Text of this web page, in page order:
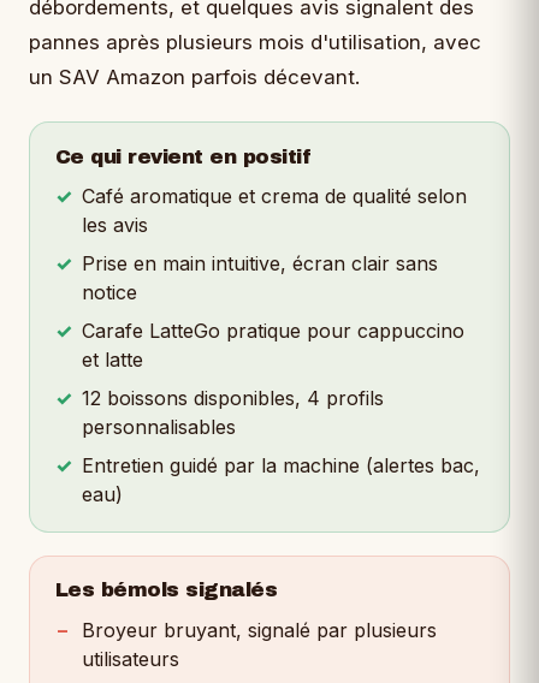
débordements, et quelques avis signalent des
pannes après plusieurs mois d'utilisation, avec
un SAV Amazon parfois décevant.
Ce qui revient en positif
Café aromatique et crema de qualité selon
les avis
Prise en main intuitive, écran clair sans
notice
Carafe LatteGo pratique pour cappuccino
et latte
12 boissons disponibles, 4 profils
personnalisables
Entretien guidé par la machine (alertes bac,
eau)
Les bémols signalés
Broyeur bruyant, signalé par plusieurs
utilisateurs